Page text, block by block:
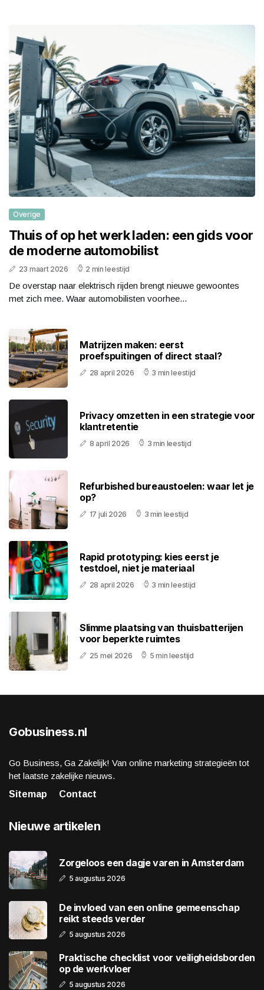
Overige
Thuis of op het werk laden: een gids voor
de moderne automobilist
23 maart 2026 2 min leestijd
De overstap naar elektrisch rijden brengt nieuwe gewoontes
met zich mee. Waar automobilisten voorhee...
Matrijzen maken: eerst
proefspuitingen of direct staal?
28 april 2026 3 min leestijd
Privacy omzetten in een strategie voor
klantretentie
8 april 2026 3 min leestijd
Refurbished bureaustoelen: waar let je
op?
17 juli 2026 3 min leestijd
Rapid prototyping: kies eerst je
testdoel, niet je materiaal
28 april 2026 3 min leestijd
Slimme plaatsing van thuisbatterijen
voor beperkte ruimtes
25 mei 2026 5 min leestijd
Gobusiness.nl
Go Business, Ga Zakelijk! Van online marketing strategieën tot
het laatste zakelijke nieuws.
Sitemap
Contact
Nieuwe artikelen
Zorgeloos een dagje varen in Amsterdam
5 augustus 2026
De invloed van een online gemeenschap
reikt steeds verder
5 augustus 2026
Praktische checklist voor veiligheidsborden
op de werkvloer
5 augustus 2026